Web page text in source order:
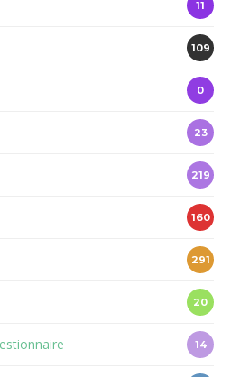
11
109
0
23
219
160
291
20
14